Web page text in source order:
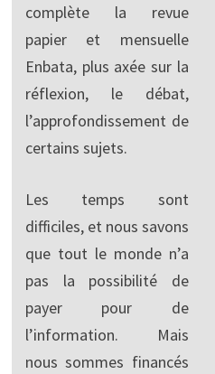
complète la revue
papier et mensuelle
Enbata, plus axée sur la
réflexion, le débat,
l’approfondissement de
certains sujets.
Les temps sont
difficiles, et nous savons
que tout le monde n’a
pas la possibilité de
payer pour de
l’information. Mais
nous sommes financés